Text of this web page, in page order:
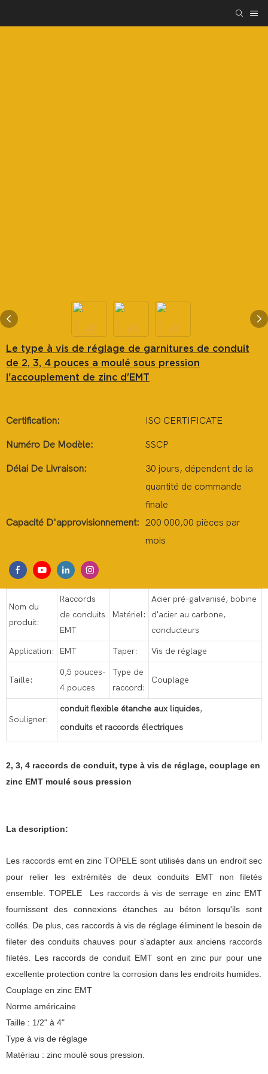
Le type à vis de réglage de garnitures de conduit
de 2, 3, 4 pouces a moulé sous pression
l'accouplement de zinc d'EMT
Certification: ISO CERTIFICATE
Numéro De Modèle: SSCP
Délai De Livraison:
30 jours, dépendent de la
quantité de commande
finale
Capacité D'approvisionnement:
200 000,00 pièces par
mois
Nom du
produit:
Raccords
de conduits
EMT
Matériel:
Acier pré-galvanisé, bobine
d'acier au carbone,
conducteurs
Application: EMT Taper: Vis de réglage
Taille:
0,5 pouces-
4 pouces
Type de
raccord:
Couplage
Souligner:
conduit flexible étanche aux liquides,
conduits et raccords électriques
2, 3, 4 raccords de conduit, type à vis de réglage, couplage en
zinc EMT moulé sous pression
La description:
Les raccords emt en zinc TOPELE sont utilisés dans un endroit sec
pour relier les extrémités de deux conduits EMT non filetés
ensemble. TOPELE Les raccords à vis de serrage en zinc EMT
fournissent des connexions étanches au béton lorsqu'ils sont
collés. De plus, ces raccords à vis de réglage éliminent le besoin de
fileter des conduits chauves pour s'adapter aux anciens raccords
filetés. Les raccords de conduit EMT sont en zinc pur pour une
excellente protection contre la corrosion dans les endroits humides.
Couplage en zinc EMT
Norme américaine
Taille : 1/2" à 4"
Type à vis de réglage
Matériau : zinc moulé sous pression.